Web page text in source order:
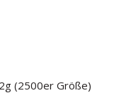
(2500er Größe)